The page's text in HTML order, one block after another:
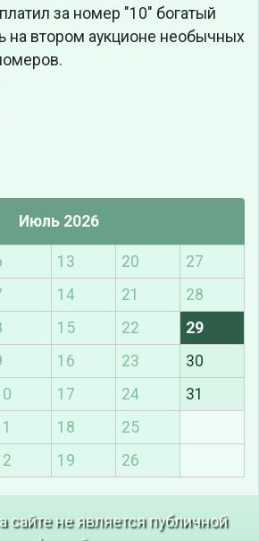
за номер "10" богатый
на втором аукционе необычных
Июль 2026
13 20
27
14 21
28
15 22
29
16 23
30
17 24
31
18
25
19 26
не является публичной